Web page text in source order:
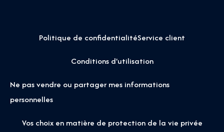
Politique de confidentialitéService client
Conditions d'utilisation
Ne pas vendre ou partager mes informations
personnelles
Vos choix en matière de protection de la vie privée